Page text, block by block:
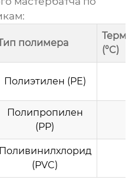
полимера
(°C)
Полиэтилен (PE)
Полипропилен
(PP)
Поливинилхлорид
(PVC)